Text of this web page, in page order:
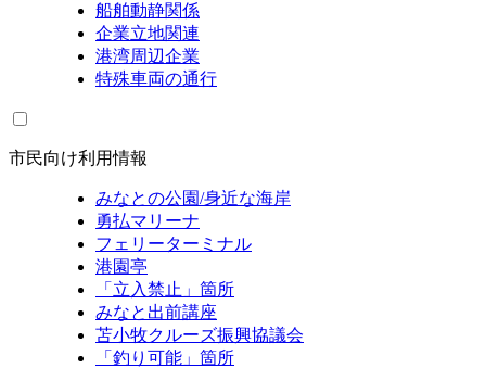
船舶動静関係
企業立地関連
港湾周辺企業
特殊車両の通行
市民向け利用情報
みなとの公園/身近な海岸
勇払マリーナ
フェリーターミナル
港園亭
「立入禁止」箇所
みなと出前講座
苫小牧クルーズ振興協議会
「釣り可能」箇所